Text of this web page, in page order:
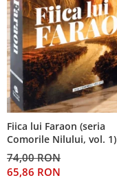
Fiica lui Faraon (seria
Comorile Nilului, vol. 1)
74,00 RON
65,86 RON